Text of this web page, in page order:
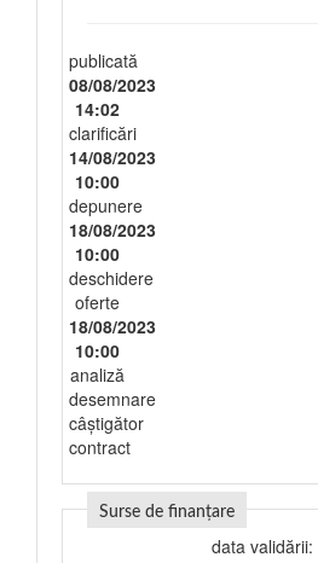
publicată
08/08/2023
14:02
clarificări
14/08/2023
10:00
depunere
18/08/2023
10:00
deschidere
oferte
18/08/2023
10:00
analiză
desemnare
câștigător
contract
Surse de finanțare
data validării: